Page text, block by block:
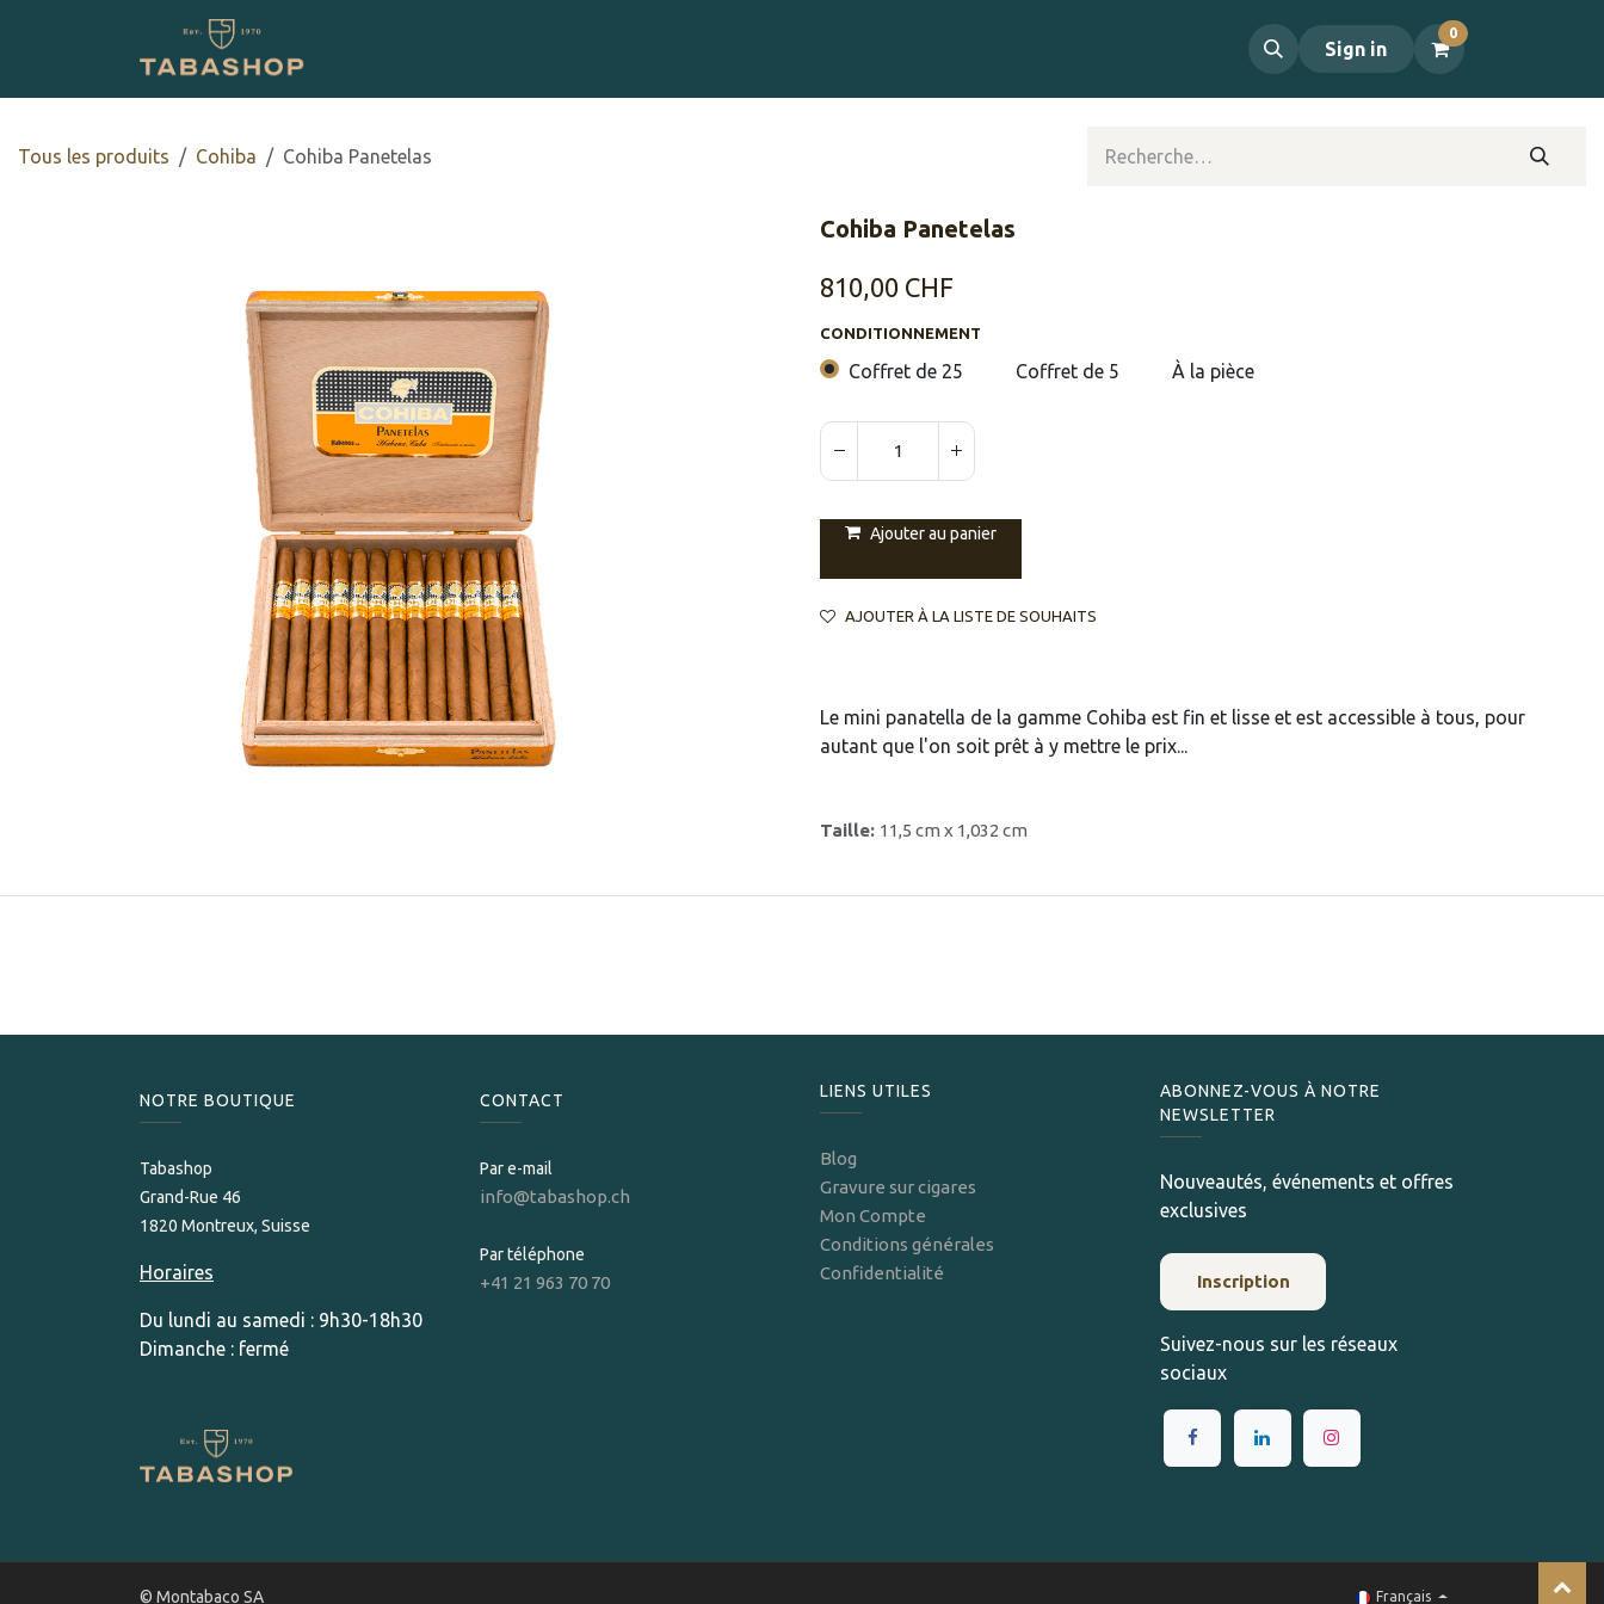
Sign in
0
Tous les produits Cohiba Cohiba Panetelas
Cohiba Panetelas
810,00 CHF
CONDITIONNEMENT
Coffret de 25 Coffret de 5 À la pièce
Ajouter au panier
AJOUTER À LA LISTE DE SOUHAITS
Le mini panatella de la gamme Cohiba est fin et lisse et est accessible à tous, pour
autant que l'on soit prêt à y mettre le prix...
Taille: 11,5 cm x 1,032 cm
NOTRE BOUTIQUE
Tabashop
Grand-Rue 46
1820 Montreux, Suisse
Horaires
Du lundi au samedi : 9h30-18h30
Dimanche : fermé
CONTACT
Par e-mail
info@tabashop.ch
Par téléphone
+41 21 963 70 70
LIENS UTILES
Blog
Gravure sur cigares
Mon Compte
Conditions générales
Confidentialité
ABONNEZ-VOUS À NOTRE
NEWSLETTER
Nouveautés, événements et offres
exclusives
Inscription
Suivez-nous sur les réseaux
sociaux
© Montabaco SA Français